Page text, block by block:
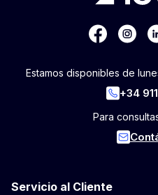
Estamos disponibles de
+34
Para
Servicio al Cliente